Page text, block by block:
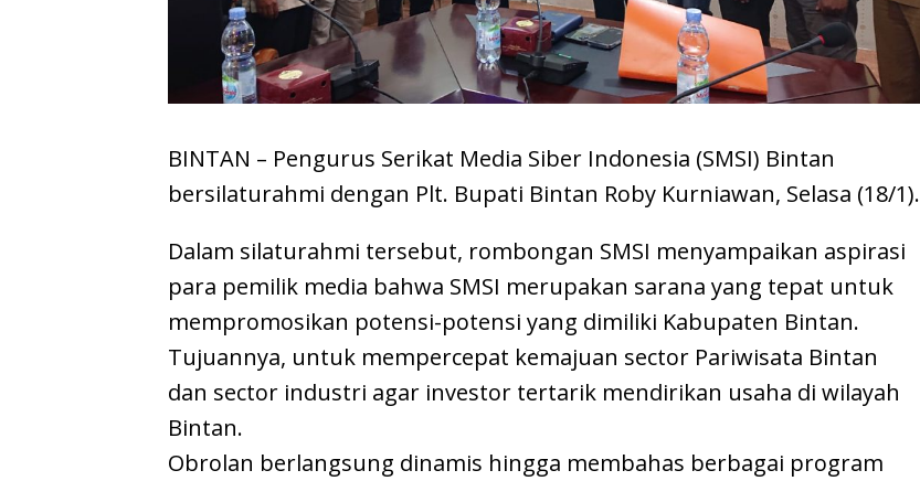
BINTAN – Pengurus Serikat Media Siber Indonesia (SMSI) Bintan
bersilaturahmi dengan Plt. Bupati Bintan Roby Kurniawan, Selasa (18/1).
Dalam silaturahmi tersebut, rombongan SMSI menyampaikan aspirasi
para pemilik media bahwa SMSI merupakan sarana yang tepat untuk
mempromosikan potensi-potensi yang dimiliki Kabupaten Bintan.
Tujuannya, untuk mempercepat kemajuan sector Pariwisata Bintan
dan sector industri agar investor tertarik mendirikan usaha di wilayah
Bintan.
Obrolan berlangsung dinamis hingga membahas berbagai program